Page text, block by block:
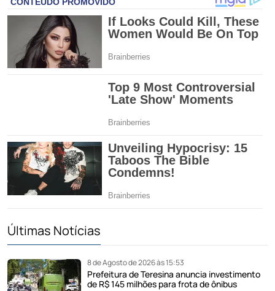
Últimas Notícias
8 de Agosto de 2026 às 15:53
Prefeitura de Teresina anuncia investimento
de R$ 145 milhões para frota de ônibus